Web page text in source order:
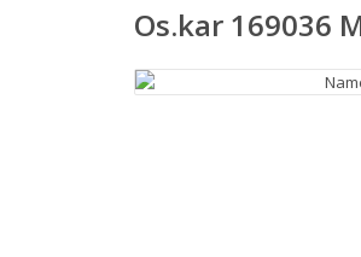
Os.kar 169036